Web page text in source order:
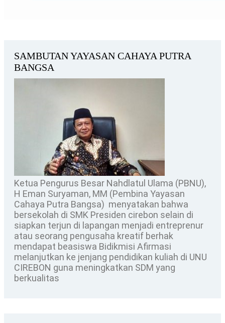
SAMBUTAN YAYASAN CAHAYA PUTRA
BANGSA
Ketua Pengurus Besar Nahdlatul Ulama (PBNU),
H Eman Suryaman, MM (Pembina Yayasan
Cahaya Putra Bangsa) menyatakan bahwa
bersekolah di SMK Presiden cirebon selain di
siapkan terjun di lapangan menjadi entreprenur
atau seorang pengusaha kreatif berhak
mendapat beasiswa Bidikmisi Afirmasi
melanjutkan ke jenjang pendidikan kuliah di UNU
CIREBON guna meningkatkan SDM yang
berkualitas